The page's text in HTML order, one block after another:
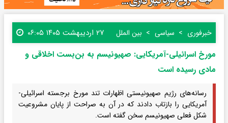
خبرفوری سیاسی بین الملل ۲۷ اردیبهشت ۱۴۰۵ ۰۶:۰۵
مورخ اسرائیلی-آمریکایی: صهیونیسم به بن‌بست اخلاقی و
مادی رسیده است
رسانه‌های رژیم صهیونیستی اظهارات تند مورخ برجسته اسرائیلی-
آمریکایی را بازتاب دادند که در آن به صراحت از پایان مشروعیت
شکل فعلی صهیونیسم سخن گفته است.